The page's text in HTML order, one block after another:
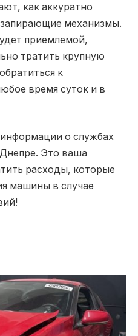
как аккуратно
механизмы.
приемлемой,
тратить крупную
к
время суток и в
о службах
Это ваша
расходы, которые
машины в случае